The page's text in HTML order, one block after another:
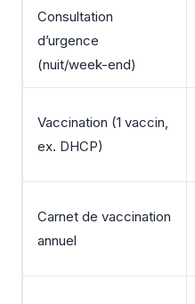
Consultation
d’urgence
(nuit/week-end)
Vaccination (1 vaccin,
ex. DHCP)
Carnet de vaccination
annuel